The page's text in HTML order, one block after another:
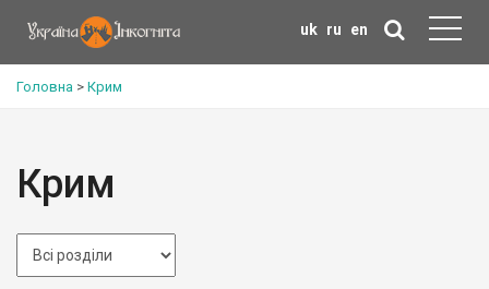
uk ru en
Головна > Крим
Крим